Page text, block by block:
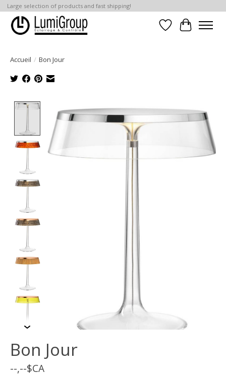
Large selection of products and fast shipping!
Liste dePanier
Accueil / Bon Jour
Product image slideshow Items
Bon Jour
--,--$CA